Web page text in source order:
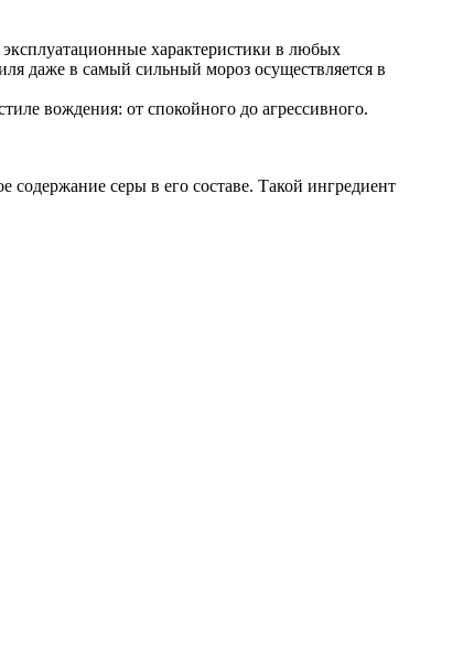
эксплуатационные характеристики в любых
даже в самый сильный мороз осуществляется в
вождения: от спокойного до агрессивного.
серы в его составе. Такой ингредиент